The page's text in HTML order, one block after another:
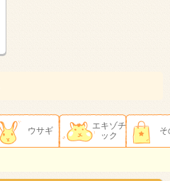
ウサギ
エキゾチ
ック
そ